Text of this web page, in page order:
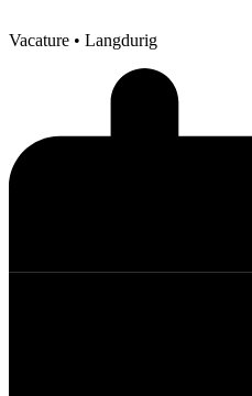
Vacature • Langdurig